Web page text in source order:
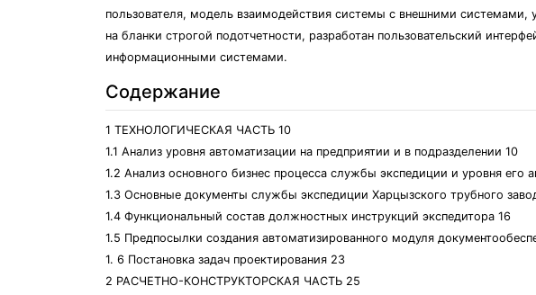
пользователя, модель взаимодействия системы с внешними системами,
на бланки строгой подотчетности, разработан пользовательский
информационными системами.
Содержание
1 ТЕХНОЛОГИЧЕСКАЯ ЧАСТЬ 10
1.1 Анализ уровня автоматизации на предприятии и в подразделении 10
1.2 Анализ основного бизнес процесса службы экспедиции и уровня его
1.3 Основные документы службы экспедиции Харцызского трубного
1.4 Функциональный состав должностных инструкций экспедитора 16
1.5 Предпосылки создания автоматизированного модуля
1. 6 Постановка задач проектирования 23
2 РАСЧЕТНО-КОНСТРУКТОРСКАЯ ЧАСТЬ 25